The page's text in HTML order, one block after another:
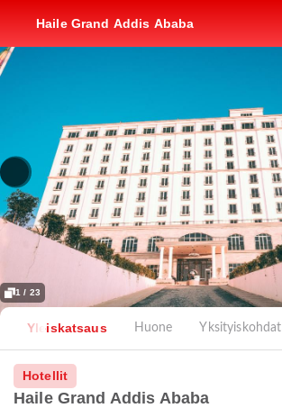
Haile Grand Addis Ababa
1 / 23
Yleiskatsaus Huone Yksityiskohdat
Hotellit
Haile Grand Addis Ababa